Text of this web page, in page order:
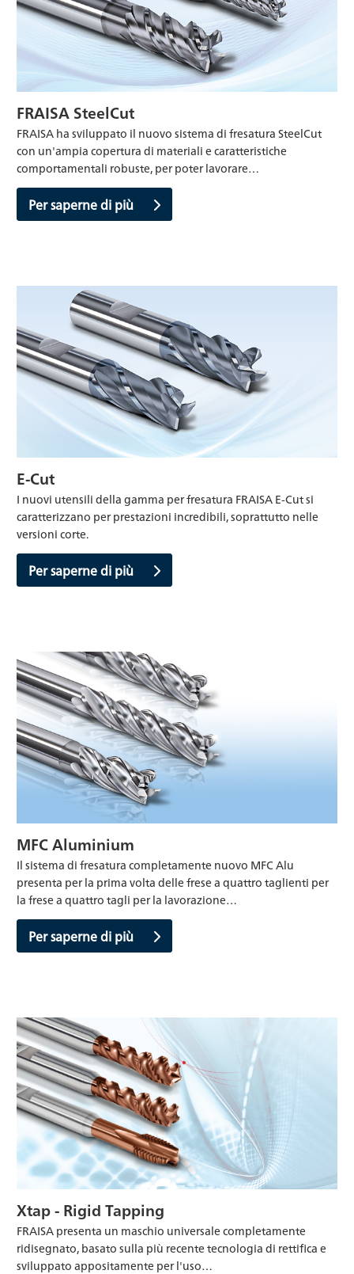
FRAISA SteelCut
FRAISA ha sviluppato il nuovo sistema di fresatura SteelCut
con un'ampia copertura di materiali e caratteristiche
comportamentali robuste, per poter lavorare…
Per saperne di più
E-Cut
I nuovi utensili della gamma per fresatura FRAISA E-Cut si
caratterizzano per prestazioni incredibili, soprattutto nelle
versioni corte.
Per saperne di più
MFC Aluminium
Il sistema di fresatura completamente nuovo MFC Alu
presenta per la prima volta delle frese a quattro taglienti per
la frese a quattro tagli per la lavorazione…
Per saperne di più
Xtap - Rigid Tapping
FRAISA presenta un maschio universale completamente
ridisegnato, basato sulla più recente tecnologia di rettifica e
sviluppato appositamente per l'uso…